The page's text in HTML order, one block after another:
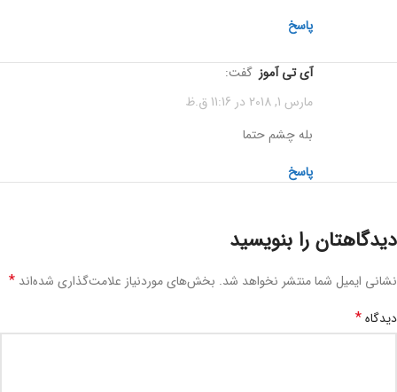
پاسخ
آی تی آموز گفت:
مارس 1, 2018 در 11:16 ق.ظ
بله چشم حتما
پاسخ
دیدگاهتان را بنویسید
نشانی ایمیل شما منتشر نخواهد شد. بخش‌های موردنیاز علامت‌گذاری شده‌اند *
دیدگاه*